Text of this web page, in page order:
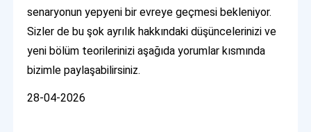
senaryonun yepyeni bir evreye geçmesi bekleniyor.
Sizler de bu şok ayrılık hakkındaki düşüncelerinizi ve
yeni bölüm teorilerinizi aşağıda yorumlar kısmında
bizimle paylaşabilirsiniz.
28-04-2026